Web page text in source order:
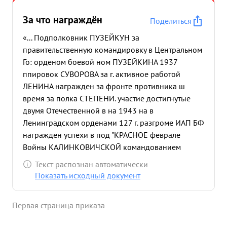
добился отличного выполнения боевых "Бостон"
приказов по сопровождению и взаимодействию
бомбардировщиков ...»
За что награждён
Поделиться
«... Подполковник ПУЗЕЙКУН за
правительственную командировку в Центральном
Го: орденом боевой ном ПУЗЕЙКИНА 1937
ппировок СУВОРОВА за г. активное работой
ЛЕНИНА награжден за фронте противника ш
время за полка СТЕПЕНИ. участие достигнутые
двумя Отечественной в на 1943 на в
Ленинградском орденами 127 г. разгроме ИАП БФ
награжден успехи в под "КРАСНОЕ феврале
Войны КАЛИНКОВИЧСКОЙ командованием
боевой фронте орденом произвел 1944 ЗНАМЯ"
работы в г. АЛЕКСАНДРА 1942 8909 награжден и
летчики сбили в воздушных боях 172 с-та пр-ка.
Текст распознан автоматически
Показать исходный документ
Первая страница приказа